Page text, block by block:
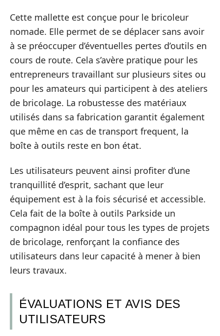
Cette mallette est conçue pour le bricoleur
nomade. Elle permet de se déplacer sans avoir
à se préoccuper d’éventuelles pertes d’outils en
cours de route. Cela s’avère pratique pour les
entrepreneurs travaillant sur plusieurs sites ou
pour les amateurs qui participent à des ateliers
de bricolage. La robustesse des matériaux
utilisés dans sa fabrication garantit également
que même en cas de transport frequent, la
boîte à outils reste en bon état.
Les utilisateurs peuvent ainsi profiter d’une
tranquillité d’esprit, sachant que leur
équipement est à la fois sécurisé et accessible.
Cela fait de la boîte à outils Parkside un
compagnon idéal pour tous les types de projets
de bricolage, renforçant la confiance des
utilisateurs dans leur capacité à mener à bien
leurs travaux.
ÉVALUATIONS ET AVIS DES
UTILISATEURS